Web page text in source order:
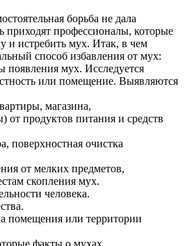
борьба не дала
приходят профессионалы, которые
и истребить мух. Итак, в чем
способ избавления от мух:
мух. Исследуется
или помещение. Выявляются
магазина,
от продуктов питания и средств
поверхностная очистка
от мелких предметов,
скопления мух.
человека.
помещения или территории